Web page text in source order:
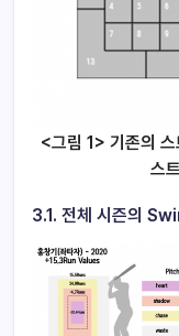
<그림 1> 기존의
스
3.1. 전체 시즌의